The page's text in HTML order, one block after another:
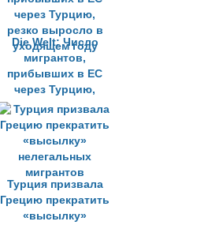
Die Welt: Число
мигрантов,
прибывших в ЕС
через Турцию,
резко выросло в
уходящем году
Турция призвала
Грецию прекратить
«высылку»